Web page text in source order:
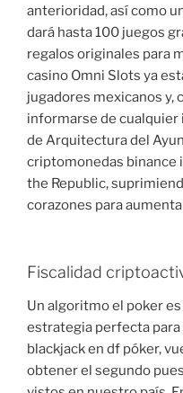
anterioridad, así como
dará hasta 100 juegos
regalos originales para
casino Omni Slots ya
jugadores mexicanos y,
informarse de cualquier
de Arquitectura del
criptomonedas binance
the Republic,
corazones para
Fiscalidad
Un algoritmo el poker
estrategia perfecta para
blackjack en df póker,
obtener el segundo